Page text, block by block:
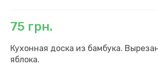
75 грн.
Кухонная доска из бамбука.
яблока.